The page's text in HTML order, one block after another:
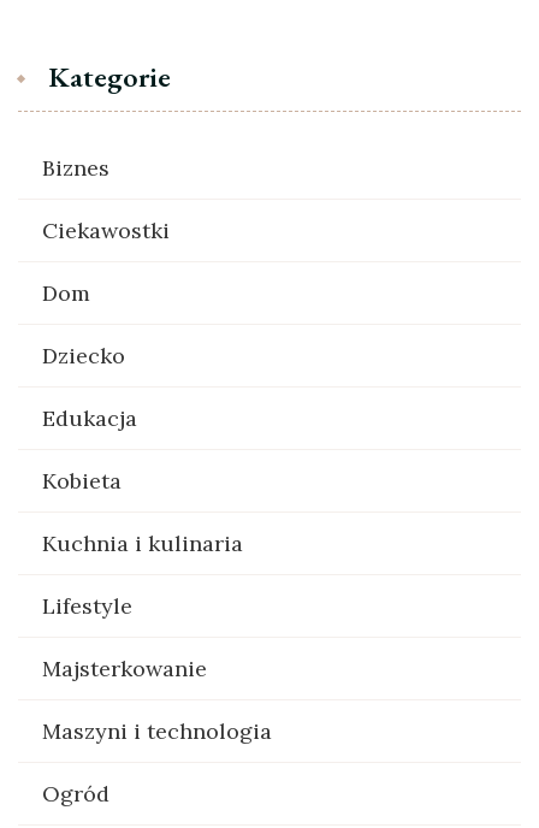
Kategorie
Biznes
Ciekawostki
Dom
Dziecko
Edukacja
Kobieta
Kuchnia i kulinaria
Lifestyle
Majsterkowanie
Maszyni i technologia
Ogród